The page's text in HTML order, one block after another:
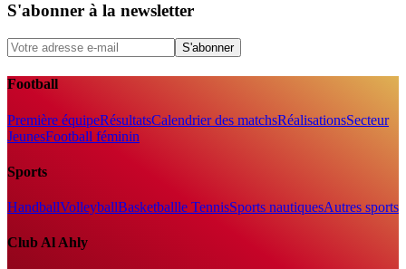
S'abonner à la newsletter
S'abonner
Football
Première équipeRésultatsCalendrier des matchsRéalisationsSecteur
JeunesFootball féminin
Sports
HandballVolleyballBasketballle TennisSports nautiquesAutres sports
Club Al Ahly